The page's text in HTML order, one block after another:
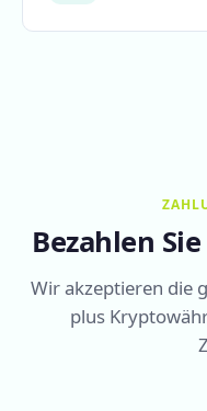
Bezahlen
Wir akzeptieren die
plus